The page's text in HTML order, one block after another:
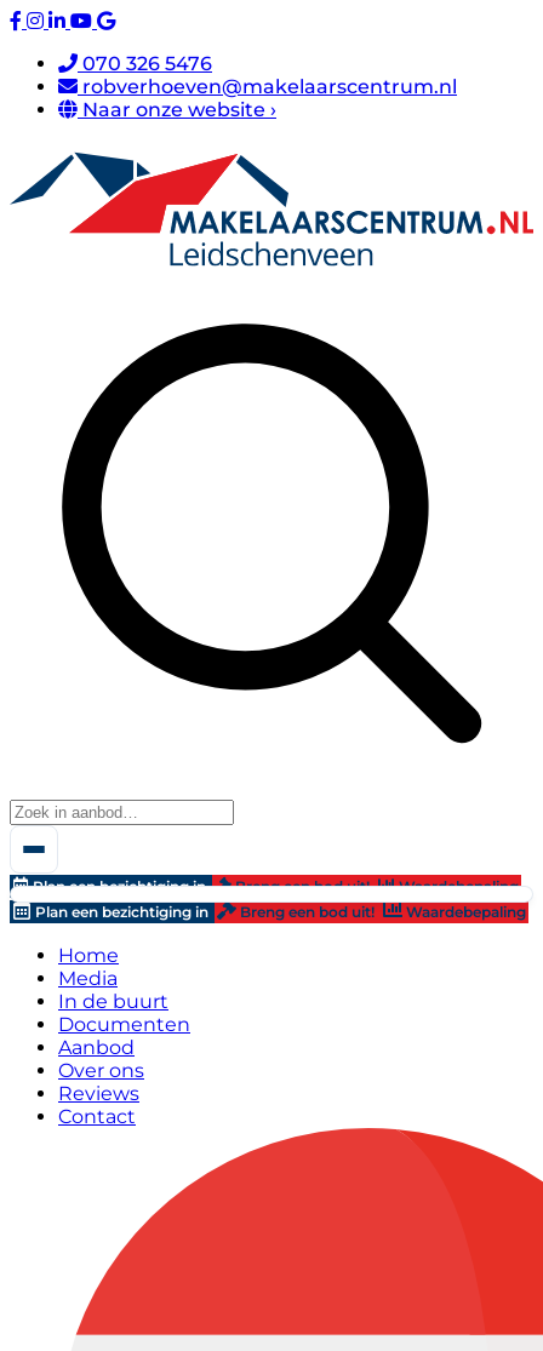
070 326 5476
robverhoeven@makelaarscentrum.nl
Naar onze website ›
Plan een bezichtiging in Breng een bod uit!
Waardebepaling
Plan een bezichtiging in
Breng een bod uit! Waardebepaling
Home
Media
In de buurt
Documenten
Aanbod
Over ons
Reviews
Contact